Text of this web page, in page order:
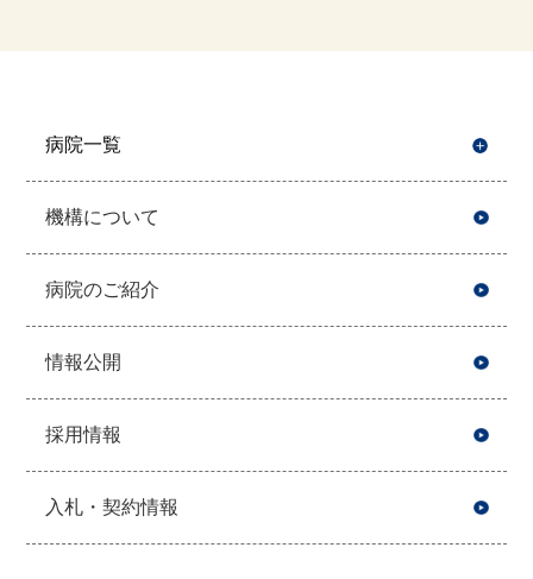
病院一覧
機構について
病院のご紹介
情報公開
採用情報
入札・契約情報